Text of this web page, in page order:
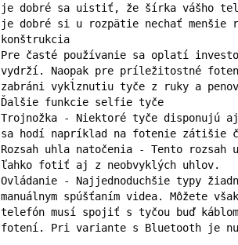
je dobré sa uistiť, že šírka vášho
je dobré si u rozpätie nechať
konštrukcia
Pre časté používanie sa oplatí
vydrží. Naopak pre príležitostné
zabráni vykĺznutiu tyče z ruky a
Ďalšie funkcie selfie tyče
Trojnožka - Niektoré tyče disponujú
sa hodí napríklad na fotenie zátišie
Rozsah uhla natočenia - Tento rozsah
ľahko fotiť aj z neobvyklých uhlov.
Ovládanie - Najjednoduchšie typy
manuálnym spúšťaním videa. Môžete
telefón musí spojiť s tyčou buď
fotení. Pri variante s Bluetooth je